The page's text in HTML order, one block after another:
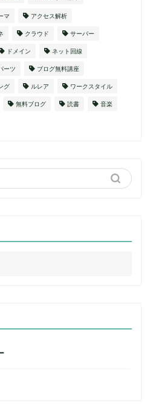
マ アクセス解析
クラウド サーバー
ドメイン ネット回線
ーツ ブログ無料講座
グ ルレア ワークスタイル
無料ブログ 読書 音楽